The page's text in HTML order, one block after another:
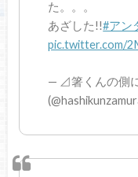
た。。。
あざした!!#アン
pic.twitter.com/
— ⊿箸くんの側